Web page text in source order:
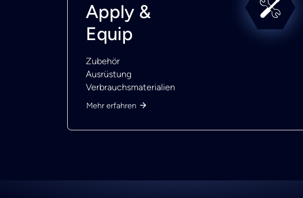
Apply &
Equip
Zubehör
Ausrüstung
Verbrauchsmaterialien
Mehr erfahren